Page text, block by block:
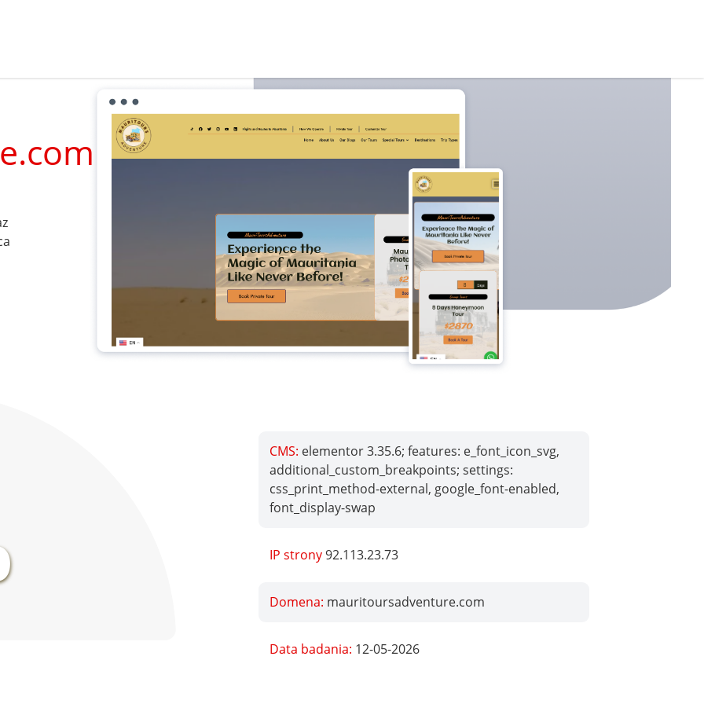
CMS: elementor 3.35.6; features: e_font_icon_svg,
additional_custom_breakpoints; settings:
css_print_method-external, google_font-enabled,
font_display-swap
IP strony92.113.23.73
Domena: mauritoursadventure.com
Data badania: 12-05-2026